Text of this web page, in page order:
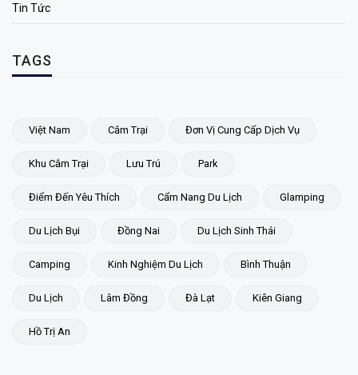
Tin Tức
TAGS
Việt Nam Cắm Trại Đơn Vị Cung Cấp Dịch Vụ
Khu Cắm Trại Lưu Trú Park
Điểm Đến Yêu Thích Cẩm Nang Du Lịch Glamping
Du Lịch Bụi Đồng Nai Du Lịch Sinh Thái
Camping Kinh Nghiệm Du Lịch Bình Thuận
Du Lịch Lâm Đồng Đà Lạt Kiên Giang
Hồ Trị An